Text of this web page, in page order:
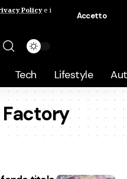
Policye i
Accetto
Tech Lifestyle
Factory